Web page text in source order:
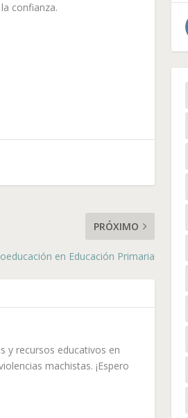
confianza.
PRÓXIMO
en Educación Primaria
y recursos educativos en
machistas. ¡Espero